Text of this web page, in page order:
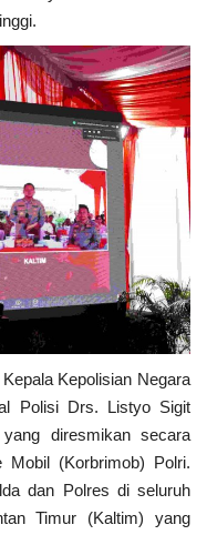
Kepolisian Negara
Polisi Drs. Listyo Sigit
diresmikan secara
(Korbrimob) Polri.
dan Polres di seluruh
Timur (Kaltim) yang